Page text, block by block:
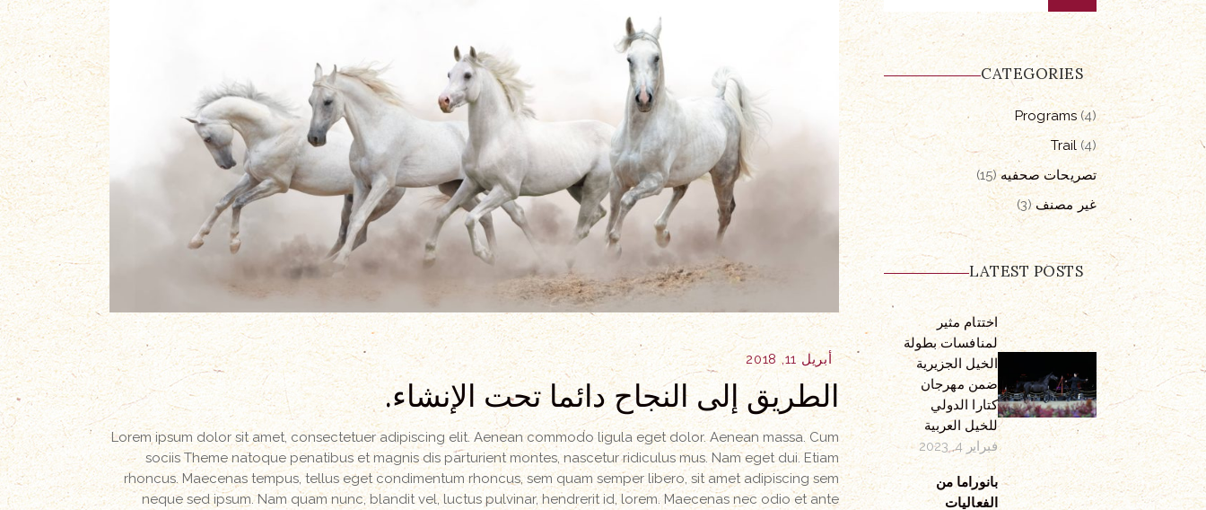
أبريل 11, 2018
الطريق إلى النجاح دائما تحت الإنشاء.
Lorem ipsum dolor sit amet, consectetuer adipiscing elit. Aenean commodo ligula eget dolor. Aenean massa. Cum
sociis Theme natoque penatibus et magnis dis parturient montes, nascetur ridiculus mus. Nam eget dui. Etiam
rhoncus. Maecenas tempus, tellus eget condimentum rhoncus, sem quam semper libero, sit amet adipiscing sem
neque sed ipsum. Nam quam nunc, blandit vel, luctus pulvinar, hendrerit id, lorem. Maecenas nec odio et ante
CATEGORIES
Programs(4)
Trail(4)
تصريحات صحفيه(15)
غير مصنف(3)
LATEST POSTS
اختتام مثير
لمنافسات بطولة
الخيل الجزيرية
ضمن مهرجان
كتارا الدولي
للخيل العربية
فبراير 4, 2023
بانوراما من
الفعاليات